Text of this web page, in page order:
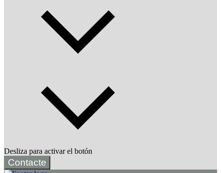
Desliza para activar el botón
Contacte